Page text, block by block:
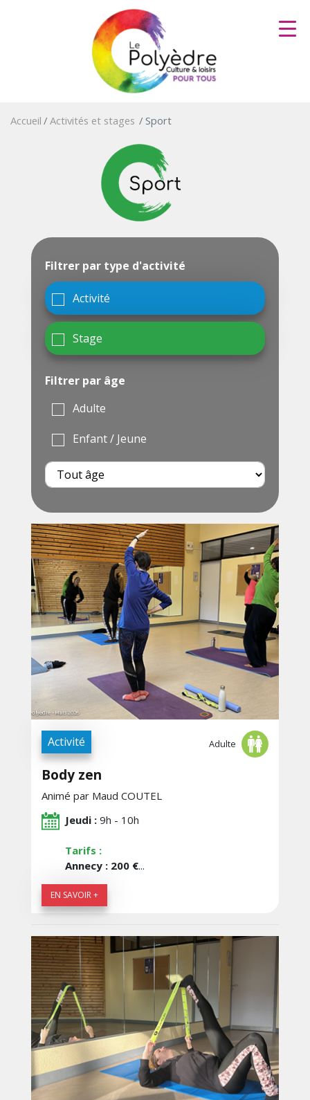
au
contenu
principal
Accueil Activités et stages Sport
Filtrer par type d'activité
Activité
Stage
Filtrer par âge
Adulte
Enfant / Jeune
Activité Adulte
Body zen
Animé par Maud COUTEL
Jeudi : 9h - 10h
Tarifs :
Annecy : 200 €...
EN SAVOIR +